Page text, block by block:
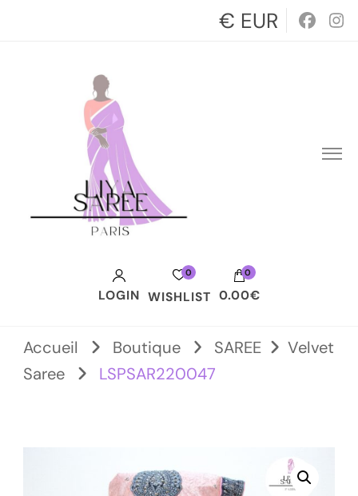
€ EUR
LOGIN
0
WISHLIST
0
0.00€
Votre panier est vide.
Accueil Boutique SAREE
Velvet
Saree
LSPSAR220047